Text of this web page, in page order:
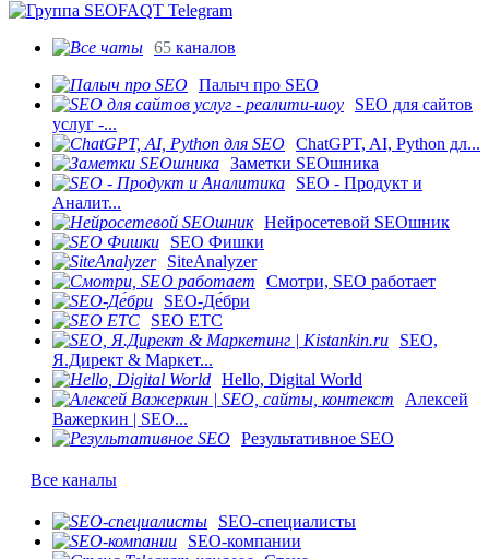
65 каналов
Палыч про SEO
SEO для сайтов
услуг -...
ChatGPT, AI, Python дл...
Заметки SEOшника
SEO - Продукт и
Аналит...
Нейросетевой SEOшник
SEO Фишки
SiteAnalyzer
Смотри, SEO работает
SEO-Де́бри
SEO ETC
SEO,
Я.Директ & Маркет...
Hello, Digital World
Алексей
Важеркин | SEO...
Результативное SEO
Все каналы
SEO-специалисты
SEO-компании